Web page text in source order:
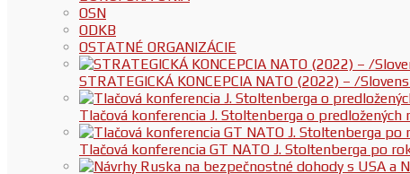
OSN
ODKB
OSTATNÉ ORGANIZÁCIE
STRATEGICKÁ KONCEPCIA NATO (2022) – /
Tlačová konferencia J. Stoltenberga o predložených
Tlačová konferencia GT NATO J. Stoltenberga po